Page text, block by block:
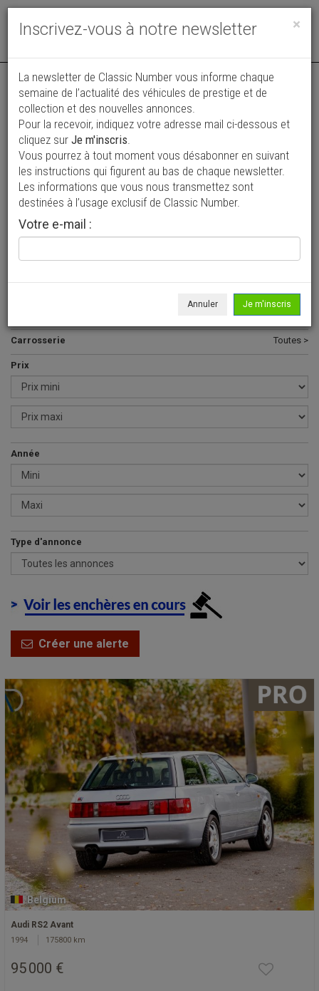
Toggle
Vos annonces vues par
plus de 4 millions de collectionneurs
Ajouter une annonce
> Rechercher un véhicule
RS2 >
Carrosserie Toutes >
Prix
Année
Type d'annonce
Créer une alerte
Belgium
Audi RS2 Avant
1994 175800 km
95 000 €
×
Inscrivez-vous à notre newsletter
La newsletter de Classic Number vous informe chaque
semaine de l’actualité des véhicules de prestige et de
collection et des nouvelles annonces.
Pour la recevoir, indiquez votre adresse mail ci-dessous et
cliquez sur Je m'inscris.
Vous pourrez à tout moment vous désabonner en suivant
les instructions qui figurent au bas de chaque newsletter.
Les informations que vous nous transmettez sont
destinées à l’usage exclusif de Classic Number.
Votre e-mail :
Annuler Je m'inscris